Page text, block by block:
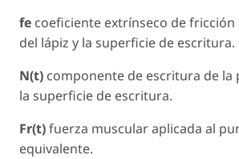
fe coeficiente extrínseco de
del lápiz y la superficie de escritura.
N(t) componente de escritura de la
la superficie de escritura.
Fr(t)fuerza muscular aplicada al
equivalente.